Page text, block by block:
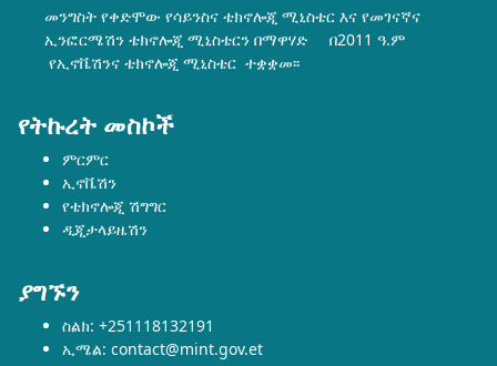
መንግስት የቀድሞው የሳይንስና ቴክኖሎጂ ሚኒስቴር እና የመገናኛና
ኢንፎርሜሽን ቴክኖሎጂ ሚኒስቴርን በማዋሃድ በ2011 ዓ.ም
የኢኖቬሽንና ቴክኖሎጂ ሚኒስቴር ተቋቋመ፡፡
የትኩረት መስኮች
ምርምር
ኢኖቬሽን
የቴክኖሎጂ ሽግግር
ዲጂታላይዜሽን
ያግኙን
ስልክ: +251118132191
ኢሜል: contact@mint.gov.et